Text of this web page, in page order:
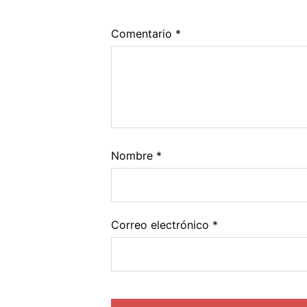
Comentario *
Nombre *
Correo electrónico *